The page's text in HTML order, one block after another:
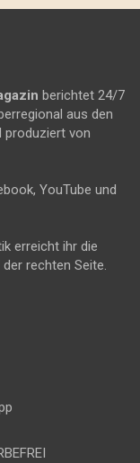
berichtet 24/7
aus den
produziert von
YouTube und
erreicht ihr die
rechten Seite.